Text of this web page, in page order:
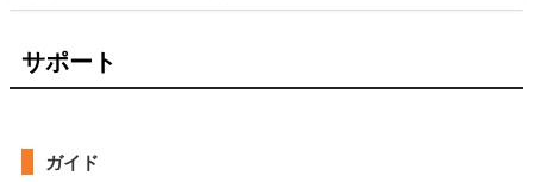
サポート
ガイド